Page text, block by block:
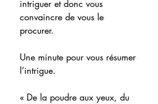
intriguer et donc vous
convaincre de vous le
procurer.
Une minute pour vous résumer
l’intrigue.
« De la poudre aux yeux, du